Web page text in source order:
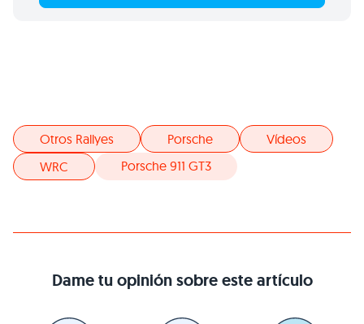
Otros Rallyes Porsche
Vídeos
WRC
Porsche 911 GT3
Dame tu opinión sobre este artículo